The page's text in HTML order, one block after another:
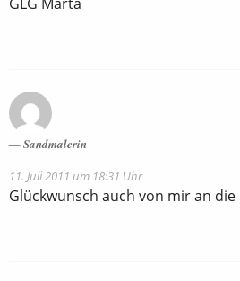
Sandmalerin
11. Juli 2011 um 18:31 Uhr
Glückwunsch auch von mir an